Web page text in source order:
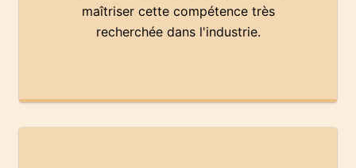
maîtriser cette compétence très
recherchée dans l'industrie.